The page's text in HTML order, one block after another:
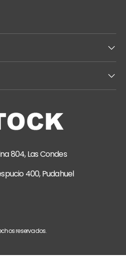
804, Las Condes
400, Pudahuel
reservados.